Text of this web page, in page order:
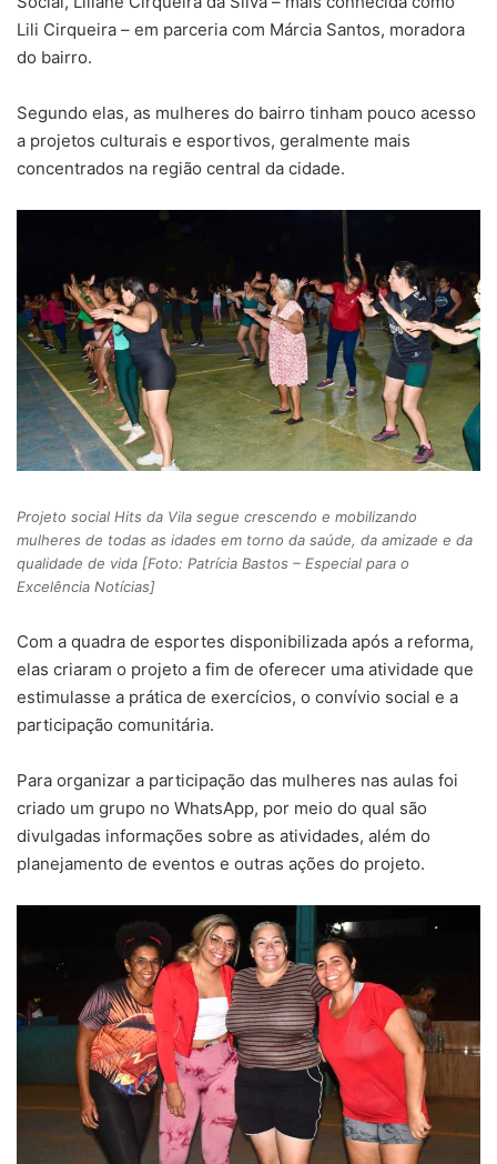
Lili Cirqueira – em parceria com Márcia Santos, moradora
do bairro.
Segundo elas, as mulheres do bairro tinham pouco acesso
a projetos culturais e esportivos, geralmente mais
concentrados na região central da cidade.
Projeto social Hits da Vila segue crescendo e mobilizando
mulheres de todas as idades em torno da saúde, da amizade e da
qualidade de vida [Foto: Patrícia Bastos – Especial para o
Excelência Notícias]
Com a quadra de esportes disponibilizada após a reforma,
elas criaram o projeto a fim de oferecer uma atividade que
estimulasse a prática de exercícios, o convívio social e a
participação comunitária.
Para organizar a participação das mulheres nas aulas foi
criado um grupo no WhatsApp, por meio do qual são
divulgadas informações sobre as atividades, além do
planejamento de eventos e outras ações do projeto.